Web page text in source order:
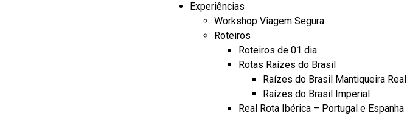
Experiências
Workshop Viagem Segura
Roteiros
Roteiros de 01 dia
Rotas Raízes do Brasil
Raízes do Brasil Mantiqueira Real
Raízes do Brasil Imperial
Real Rota Ibérica – Portugal e Espanha